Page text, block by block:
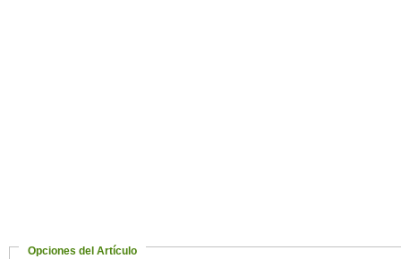
Opciones del Artículo